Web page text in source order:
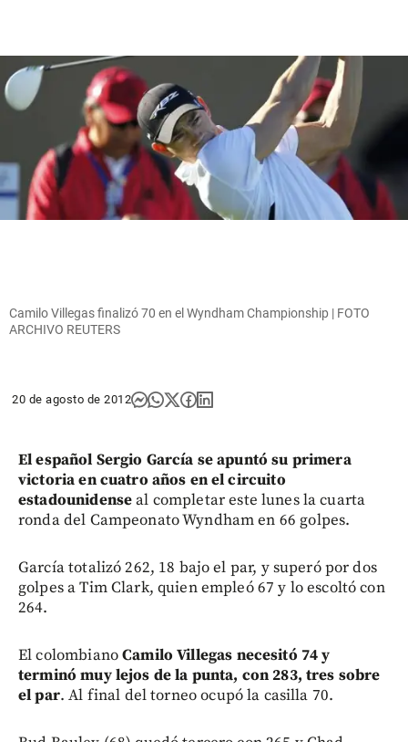
Camilo Villegas finalizó 70 en el Wyndham Championship | FOTO
ARCHIVO REUTERS
20 de agosto de 2012
El español Sergio García se apuntó su primera
victoria en cuatro años en el circuito
estadounidenseal completar este lunes la cuarta
ronda del Campeonato Wyndham en 66 golpes.
García totalizó 262, 18 bajo el par, y superó por dos
golpes a Tim Clark, quien empleó 67 y lo escoltó con
264.
El colombianoCamilo Villegas necesitó 74 y
terminó muy lejos de la punta, con 283, tres sobre
el par. Al final del torneo ocupó la casilla 70.